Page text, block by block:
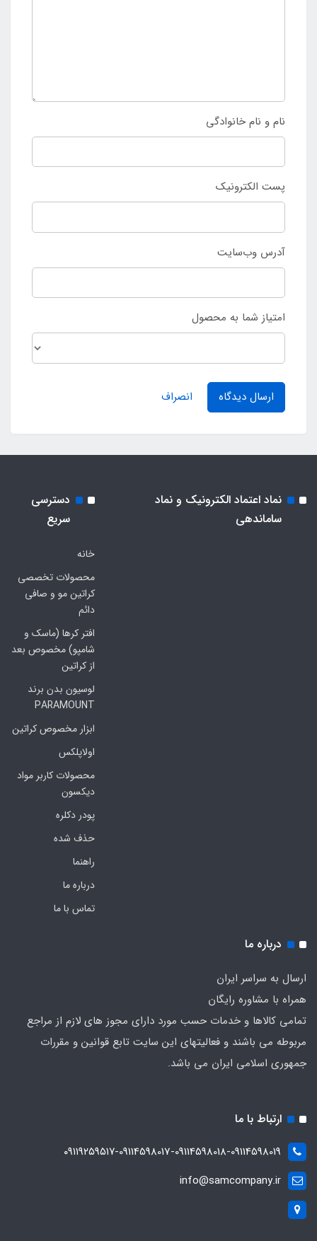
نام و نام خانوادگی
پست الکترونیک
آدرس وب‌سایت
امتیاز شما به محصول
ارسال دیدگاه انصراف
نماد اعتماد الکترونیک و نماد
ساماندهی
دسترسی
سریع
خانه
محصولات تخصصی
کراتین مو و صافی
دائم
افتر کرها (ماسک و
شامپو) مخصوص بعد
از کراتین
لوسیون بدن برند
PARAMOUNT
ابزار مخصوص کراتین
اولاپلکس
محصولات کاربر مواد
دیکسون
پودر دکلره
حذف شده
راهنما
درباره ما
تماس با ما
درباره ما
ارسال به سراسر ایران
همراه با مشاوره رایگان
تمامی کالاها و خدمات حسب مورد دارای مجوز های لازم از مراجع
مربوطه می باشند و فعالیتهای این سایت تابع قوانین و مقررات
جمهوری اسلامی ایران می باشد.
ارتباط با ما
۰۹۱۱۹۲۵۹۵۱۷-09114598017-09114598018-09114598019
info@samcompany.ir